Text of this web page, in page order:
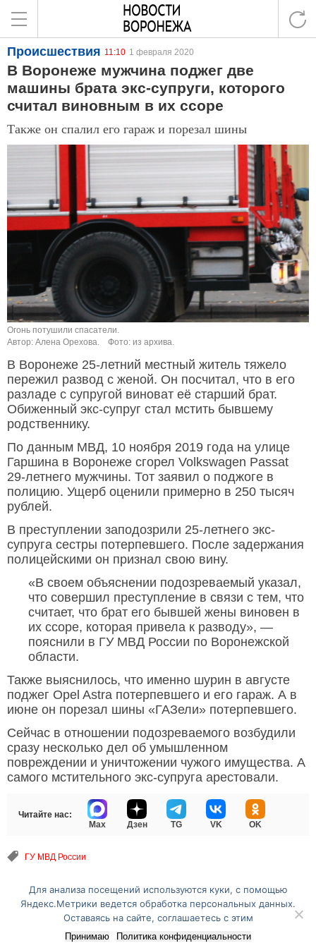
Происшествия 11:10 1 февраля 2020
В Воронеже мужчина поджег две
машины брата экс-супруги, которого
считал виновным в их ссоре
Также он спалил его гараж и порезал шины
Огонь потушили спасатели.
Автор: Алена Орехова.
Фото: из архива.
В Воронеже 25-летний местный житель тяжело
пережил развод с женой. Он посчитал, что в его
разладе с супругой виноват её старший брат.
Обиженный экс-супруг стал мстить бывшему
родственнику.
По данным МВД, 10 ноября 2019 года на улице
Гаршина в Воронеже сгорел Volkswagen Passat
29-летнего мужчины. Тот заявил о поджоге в
полицию. Ущерб оценили примерно в 250 тысяч
рублей.
В преступлении заподозрили 25-летнего экс-
супруга сестры потерпевшего. После задержания
полицейскими он признал свою вину.
«В своем объяснении подозреваемый указал,
что совершил преступление в связи с тем, что
считает, что брат его бывшей жены виновен в
их ссоре, которая привела к разводу», —
пояснили в ГУ МВД России по Воронежской
области.
Также выяснилось, что именно шурин в августе
поджег Opel Astra потерпевшего и его гараж. А в
июне он порезал шины «ГАЗели» потерпевшего.
Сейчас в отношении подозреваемого возбудили
сразу несколько дел об умышленном
повреждении и уничтожении чужого имущества. А
самого мстительного экс-супруга арестовали.
Читайте нас:
Max
Дзен TG VK OK
ГУ МВД России
Перейти на полную версию сайта
Для анализа посещений используются куки, с помощью
Яндекс.Метрики ведется обработка персональных данных.
Оставаясь на сайте, соглашаетесь с этим
Принимаю Политика конфиденциальности